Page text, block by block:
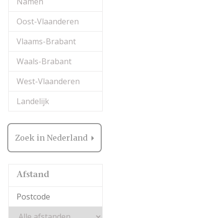
Oost-Vlaanderen
Vlaams-Brabant
Waals-Brabant
West-Vlaanderen
Landelijk
Zoek in Nederland
Afstand